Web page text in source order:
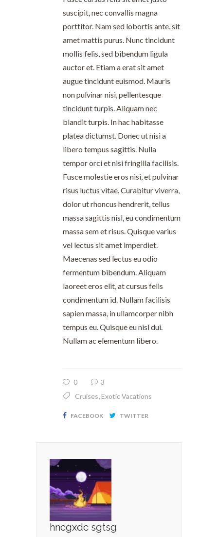
suscipit, nec convallis magna
porttitor. Nam sed lobortis ante, sit
amet mattis purus. Nunc tincidunt
mollis felis, sed bibendum ligula
auctor et. Etiam a erat sit amet
augue tincidunt euismod. Mauris
non pulvinar nisi, pellentesque
tincidunt turpis. Aliquam nec
blandit turpis. In hac habitasse
platea dictumst. Donec ut nisi a
libero tempus sagittis. Nulla
tempor orci et nisi fringilla facilisis.
Fusce molestie eros nisi, et pulvinar
risus luctus vitae. Curabitur viverra,
dolor ut rhoncus hendrerit, tellus
massa sagittis nisl, eu condimentum
massa sem et risus. Quisque varius
vel lectus sit amet imperdiet.
Maecenas sed lectus eu odio
fermentum bibendum. Aliquam
laoreet eros elit, at cursus felis
condimentum id. Nullam facilisis
sapien massa, in ullamcorper nibh
tempus eu. Quisque eu nisl dui.
Nullam ac elementum libero.
0
3
Cruises Exotic Vacations
FACEBOOK TWITTER
hncgxdc sgtsg